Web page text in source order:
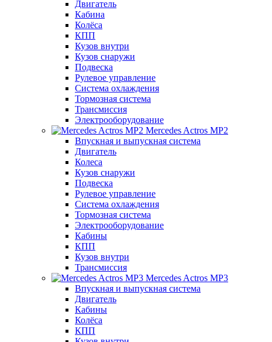
Двигатель
Кабина
Колёса
КПП
Кузов внутри
Кузов снаружи
Подвеска
Рулевое управление
Система охлаждения
Тормозная система
Трансмиссия
Электрооборудование
Mercedes Actros MP2
Впускная и выпускная система
Двигатель
Колеса
Кузов снаружи
Подвеска
Рулевое управление
Система охлаждения
Тормозная система
Электрооборудование
Кабины
КПП
Кузов внутри
Трансмиссия
Mercedes Actros MP3
Впускная и выпускная система
Двигатель
Кабины
Колёса
КПП